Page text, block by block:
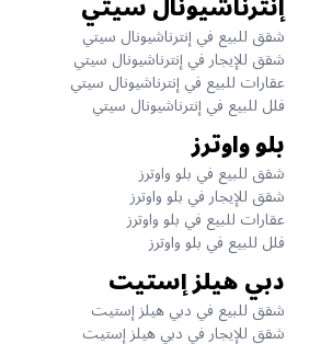
شقق للبيع في إنترناشيونال سيتي
شقق للإيجار في إنترناشيونال سيتي
عقارات للبيع في إنترناشيونال سيتي
فلل للبيع في إنترناشيونال سيتي
بلو واوترز
شقق للبيع في بلو واوترز
شقق للإيجار في بلو واوترز
عقارات للبيع في بلو واوترز
فلل للبيع في بلو واوترز
دبي هيلز إستيت
شقق للبيع في دبي هيلز إستيت
شقق للإيجار في دبي هيلز إستيت